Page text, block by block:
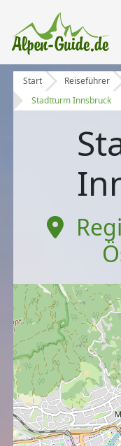
Start Reiseführer
Stadtturm Innsbruck